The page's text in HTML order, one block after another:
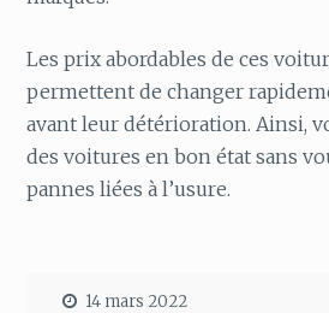
Les prix abordables de ces
permettent de changer
avant leur détérioration. Ainsi,
des voitures en bon état sans
pannes liées à l’usure.
14 mars 2022